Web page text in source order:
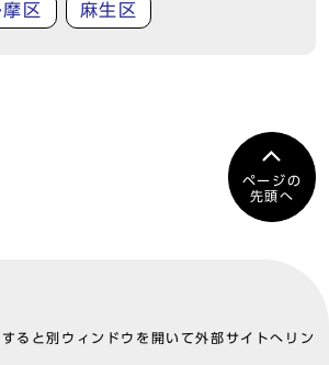
摩区 麻生区
ページの
先頭へ
ると別ウィンドウを開いて外部サイトへリン